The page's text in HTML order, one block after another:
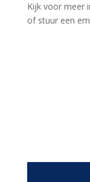
Kijk voor meer
of stuur een